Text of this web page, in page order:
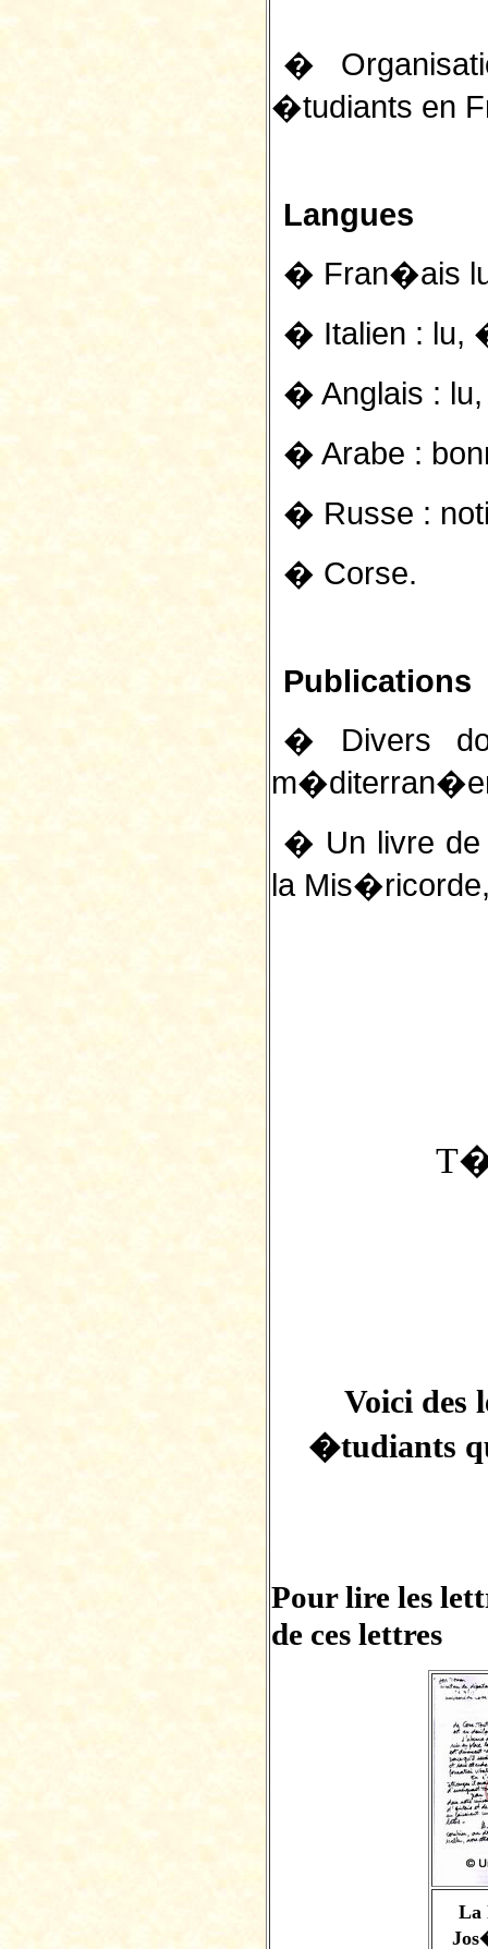
�
�tudiants en
Langues
� Fran�ais
� Italien : lu,
� Anglais :
� Arabe :
� Russe :
� Corse.
Publications
� Divers
� Un livre de
la
Voici des
�tudiants
Pour lire les
de ces lettres
La